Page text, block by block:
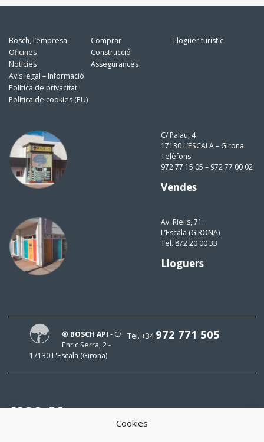
Cookies
Bosch, l’empresa
Oficines
Notícies
Avís legal – Informació
Política de privacitat
Política de cookies (EU)
Comprar
Construcció
Assegurances
Lloguer turístic
C/ Palau, 4
17130 L’ESCALA – Girona
Telèfons
972 77 15 05 – 972 77 00 02
Vendes
Av. Riells, 71.
L’Escala (GIRONA)
Tel. 872 20 00 33
Lloguers
Tel. +34972 771 505
® BOSCH API - C/
Enric Serra, 2 -
17130 L'Escala (Girona)
HOLA!